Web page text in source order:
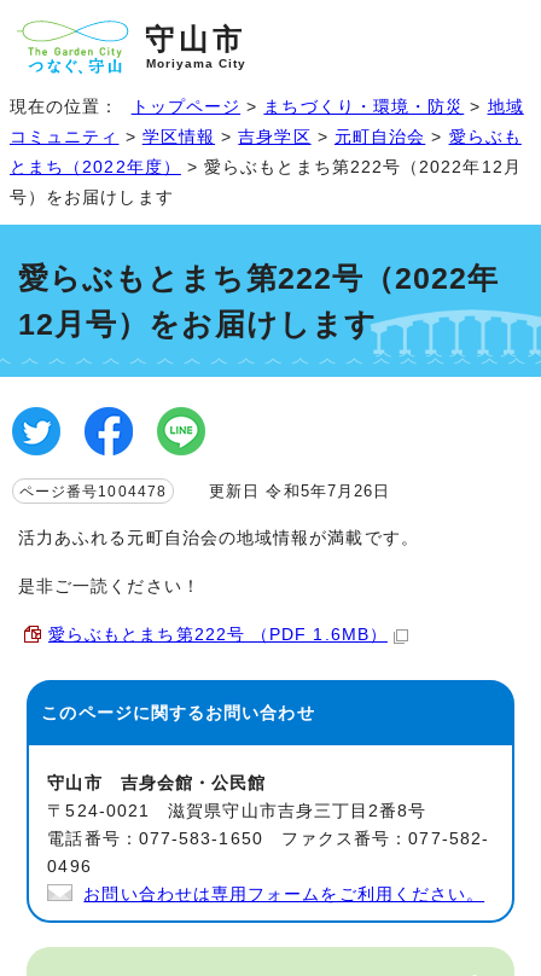
守山市
Moriyama City
現在の位置： トップページ > まちづくり・環境・防災 > 地域
コミュニティ
> 学区情報 >吉身学区 > 元町自治会 > 愛らぶも
とまち（2022年度）
> 愛らぶもとまち第222号（2022年12月
号）をお届けします
愛らぶもとまち第222号（2022年
12月号）をお届けします
ページ番号1004478 更新日 令和5年7月26日
活力あふれる元町自治会の地域情報が満載です。
是非ご一読ください！
愛らぶもとまち第222号 （PDF 1.6MB）
このページに関するお問い合わせ
守山市 吉身会館・公民館
〒524-0021 滋賀県守山市吉身三丁目2番8号
電話番号：077-583-1650 ファクス番号：077-582-
0496
お問い合わせは専用フォームをご利用ください。